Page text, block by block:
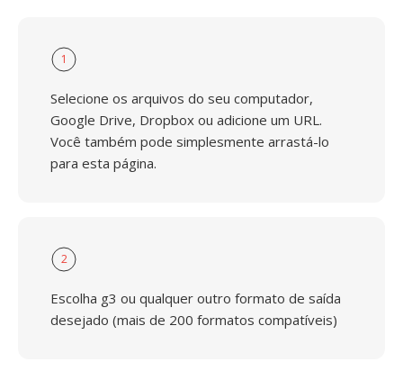
1
Selecione os arquivos do seu computador,
Google Drive, Dropbox ou adicione um URL.
Você também pode simplesmente arrastá-lo
para esta página.
2
Escolha g3 ou qualquer outro formato de saída
desejado (mais de 200 formatos compatíveis)